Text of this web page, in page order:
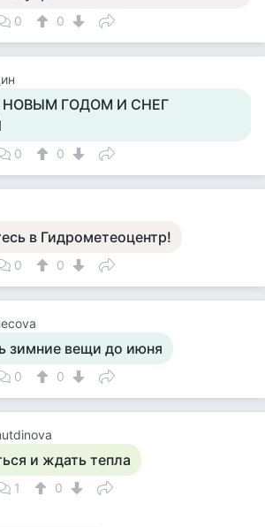
0 0
НОВЫМ ГОДОМ И СНЕГ
0 0
в Гидрометеоцентр!
0 0
зимние вещи до июня
0 0
и ждать тепла
1
0